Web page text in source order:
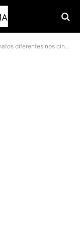
nos cinemas; veja quais